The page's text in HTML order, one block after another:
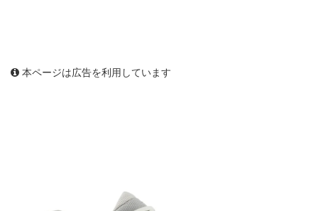
本ページは広告を利用しています